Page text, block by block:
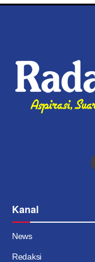
Kanal
News
Redaksi